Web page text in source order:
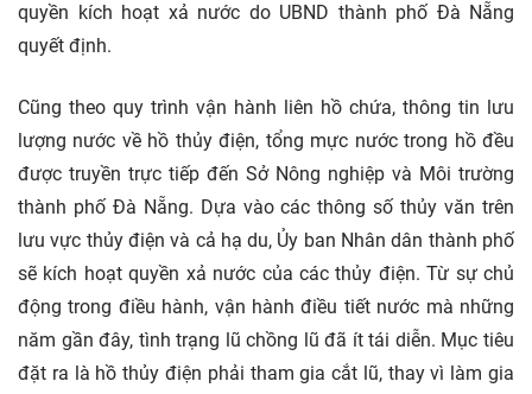
quyền kích hoạt xả nước do UBND thành phố Đà Nẵng
quyết định.
Cũng theo quy trình vận hành liên hồ chứa, thông tin lưu
lượng nước về hồ thủy điện, tổng mực nước trong hồ đều
được truyền trực tiếp đến Sở Nông nghiệp và Môi trường
thành phố Đà Nẵng. Dựa vào các thông số thủy văn trên
lưu vực thủy điện và cả hạ du, Ủy ban Nhân dân thành phố
sẽ kích hoạt quyền xả nước của các thủy điện. Từ sự chủ
động trong điều hành, vận hành điều tiết nước mà những
năm gần đây, tình trạng lũ chồng lũ đã ít tái diễn. Mục tiêu
đặt ra là hồ thủy điện phải tham gia cắt lũ, thay vì làm gia